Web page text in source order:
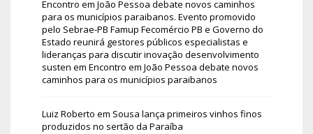
Encontro em João Pessoa debate novos caminhos
para os municípios paraibanos. Evento promovido
pelo Sebrae-PB Famup Fecomércio PB e Governo do
Estado reunirá gestores públicos especialistas e
lideranças para discutir inovação desenvolvimento
susten em Encontro em João Pessoa debate novos
caminhos para os municípios paraibanos
Luiz Roberto em Sousa lança primeiros vinhos finos
produzidos no sertão da Paraíba